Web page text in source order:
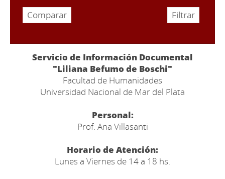
Servicio de Información Documental
"Liliana Befumo de Boschi"
Facultad de Humanidades
Universidad Nacional de Mar del Plata
Personal:
Prof. Ana Villasanti
Horario de Atención:
Lunes a Viernes de 14 a 18 hs.